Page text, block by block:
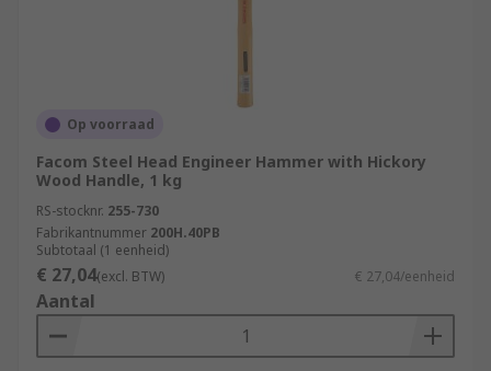
Op voorraad
Facom Steel Head Engineer Hammer with Hickory
Wood Handle, 1 kg
RS-stocknr. 255-730
Fabrikantnummer 200H.40PB
Subtotaal (1 eenheid)
€ 27,04(excl. BTW) € 27,04/eenheid
Aantal